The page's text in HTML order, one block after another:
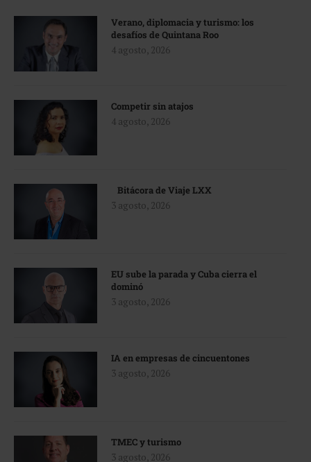
Verano, diplomacia y turismo: los
desafíos de Quintana Roo
4 agosto, 2026
Competir sin atajos
4 agosto, 2026
Bitácora de Viaje LXX
3 agosto, 2026
EU sube la parada y Cuba cierra el
dominó
3 agosto, 2026
IA en empresas de cincuentones
3 agosto, 2026
TMEC y turismo
3 agosto, 2026